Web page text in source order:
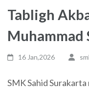
Tabligh
Muhammad
16 Jan,2026
SMK Sahid